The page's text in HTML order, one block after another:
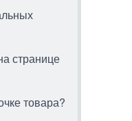
странице
товара?